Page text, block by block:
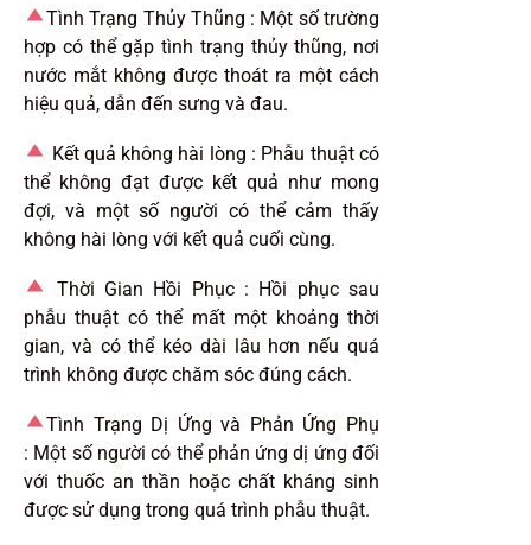
Tình Trạng Thủy Thũng : Một số trường
hợp có thể gặp tình trạng thủy thũng, nơi
nước mắt không được thoát ra một cách
hiệu quả, dẫn đến sưng và đau.
Kết quả không hài lòng : Phẫu thuật có
thể không đạt được kết quả như mong
đợi, và một số người có thể cảm thấy
không hài lòng với kết quả cuối cùng.
Thời Gian Hồi Phục : Hồi phục sau
phẫu thuật có thể mất một khoảng thời
gian, và có thể kéo dài lâu hơn nếu quá
trình không được chăm sóc đúng cách.
Tình Trạng Dị Ứng và Phản Ứng Phụ
: Một số người có thể phản ứng dị ứng đối
với thuốc an thần hoặc chất kháng sinh
được sử dụng trong quá trình phẫu thuật.